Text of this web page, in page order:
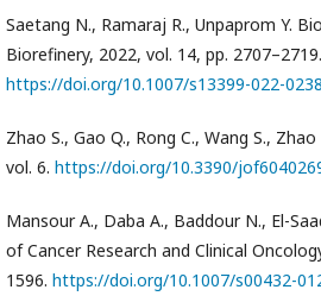
Saetang N., Ramaraj R., Unpaprom Y.
Biorefinery, 2022, vol. 14, pp. 2707–2719.
https://doi.org/10.1007/s13399-022-
Zhao S., Gao Q., Rong C., Wang S., Zhao
vol. 6. https://doi.org/10.3390/
Mansour A., Daba A., Baddour N., El-
of Cancer Research and Clinical
1596. https://doi.org/10.1007/s00432-